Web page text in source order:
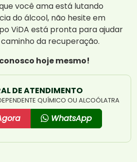
você ama está lutando
do álcool, não hesite em
ViDA está pronta para ajudar
da recuperação.
hoje mesmo!
DE ATENDIMENTO
QUÍMICO OU ALCOÓLATRA
WhatsApp